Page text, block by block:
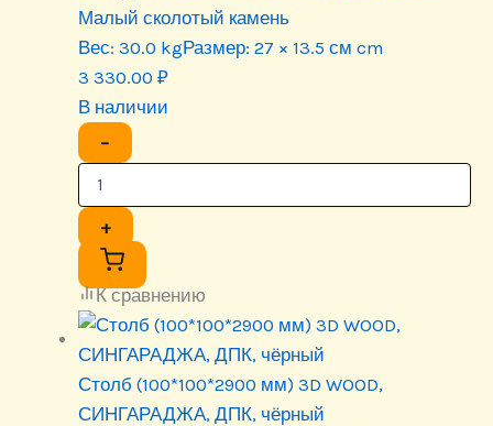
Малый сколотый камень
Вес: 30.0 kgРазмер: 27 × 13.5 см cm
3 330.00 ₽
В наличии
−
+
К сравнению
Столб (100*100*2900 мм) 3D WOOD,
СИНГАРАДЖА, ДПК, чёрный